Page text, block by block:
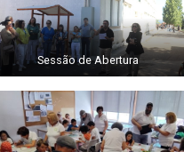
Sessão de Abertura